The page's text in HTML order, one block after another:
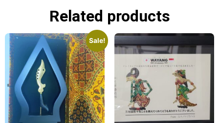
Related products
Sale!